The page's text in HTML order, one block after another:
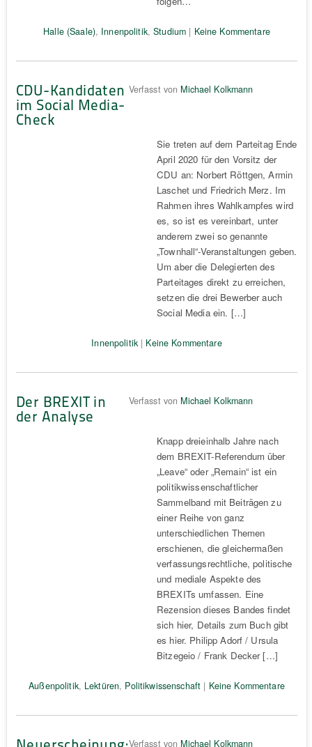
Halle (Saale), Innenpolitik,Studium | Keine Kommentare
CDU-Kandidaten
im Social Media-
Check
Verfasst von Michael Kolkmann
Sie treten auf dem Parteitag Ende
April 2020 für den Vorsitz der
CDU an: Norbert Röttgen, Armin
Laschet und Friedrich Merz. Im
Rahmen ihres Wahlkampfes wird
es, so ist es vereinbart, unter
anderem zwei so genannte
„Townhall“-Veranstaltungen geben.
Um aber die Delegierten des
Parteitages direkt zu erreichen,
setzen die drei Bewerber auch
Social Media ein. […]
Innenpolitik| Keine Kommentare
Der BREXIT in
der Analyse
Verfasst von Michael Kolkmann
Knapp dreieinhalb Jahre nach
dem BREXIT-Referendum über
„Leave“ oder „Remain“ ist ein
politikwissenschaftlicher
Sammelband mit Beiträgen zu
einer Reihe von ganz
unterschiedlichen Themen
erschienen, die gleichermaßen
verfassungsrechtliche, politische
und mediale Aspekte des
BREXITs umfassen. Eine
Rezension dieses Bandes findet
sich hier, Details zum Buch gibt
es hier. Philipp Adorf / Ursula
Bitzegeio / Frank Decker […]
Außenpolitik, Lektüren, Politikwissenschaft | Keine Kommentare
Verfasst von Michael Kolkmann